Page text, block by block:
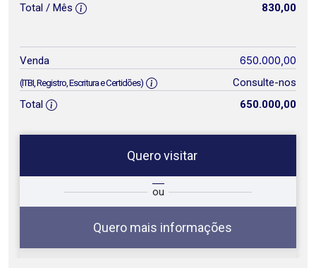
Total / Mês
830,00
Venda 650.000,00
(ITBI, Registro, Escritura e Certidões)
Consulte-nos
Total
650.000,00
Quero visitar
ou
Quero mais informações
Qual o melhor dia e horário para
você?